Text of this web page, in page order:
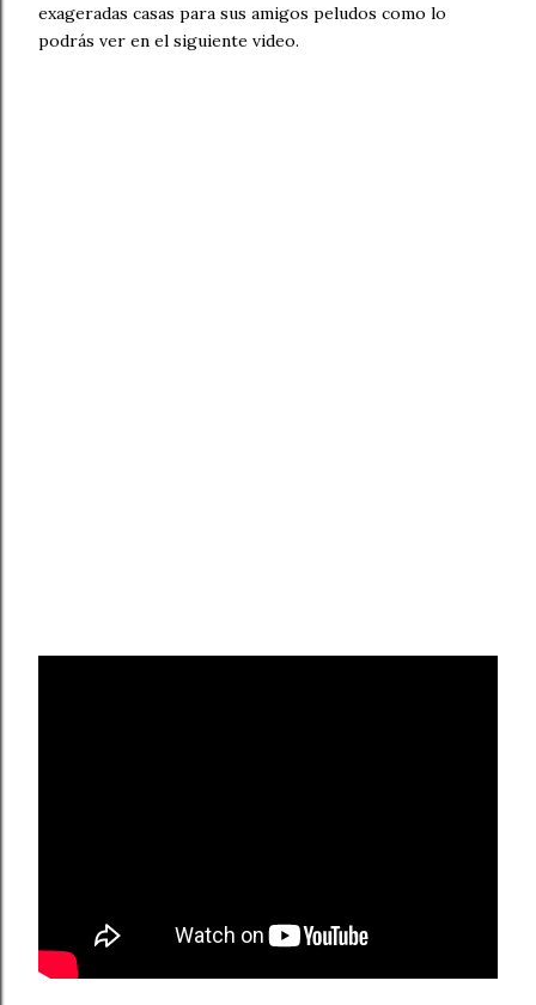
exageradas casas para sus amigos peludos como lo
podrás ver en el siguiente video.